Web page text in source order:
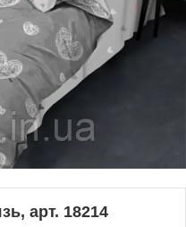
арт. 18214